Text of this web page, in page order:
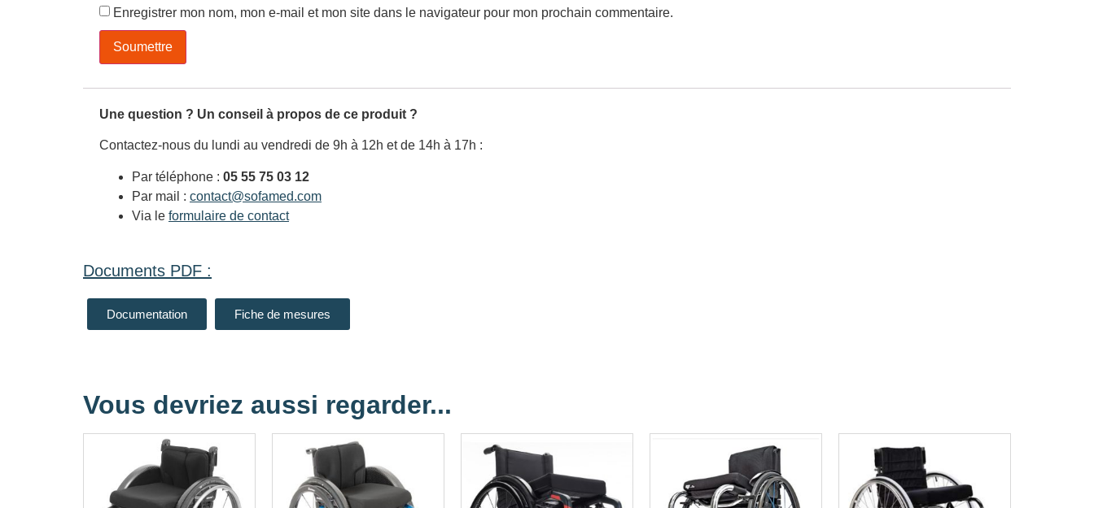
Enregistrer mon nom, mon e-mail et mon site dans le navigateur pour mon prochain commentaire.
Une question ? Un conseil à propos de ce produit ?
Contactez-nous du lundi au vendredi de 9h à 12h et de 14h à 17h :
Par téléphone : 05 55 75 03 12
Par mail : contact@sofamed.com
Via le formulaire de contact
Documents PDF :
Documentation Fiche de mesures
Vous devriez aussi regarder...